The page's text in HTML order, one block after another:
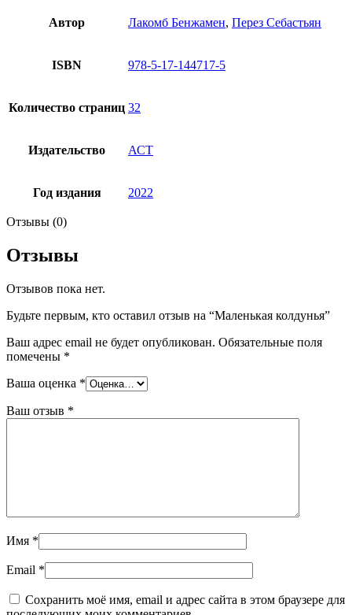
Автор Лакомб Бенжамен, Перез Себастьян
ISBN 978-5-17-144717-5
Количество страниц 32
Издательство АСТ
Год издания 2022
Отзывы (0)
Отзывы
Отзывов пока нет.
Будьте первым, кто оставил отзыв на “Маленькая колдунья”
Ваш адрес email не будет опубликован. Обязательные поля
помечены *
Ваша оценка *
Ваш отзыв *
Имя *
Email *
Сохранить моё имя, email и адрес сайта в этом браузере для